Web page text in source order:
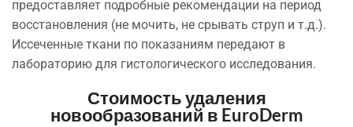
предоставляет подробные рекомендации на период
восстановления (не мочить, не срывать струп и т.д.).
Иссеченные ткани по показаниям передают в
лабораторию для гистологического исследования.
Стоимость удаления
новообразований в EuroDerm